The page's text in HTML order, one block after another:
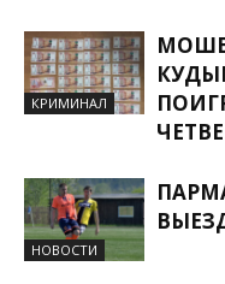
КРИМИНАЛ
НОВОСТИ